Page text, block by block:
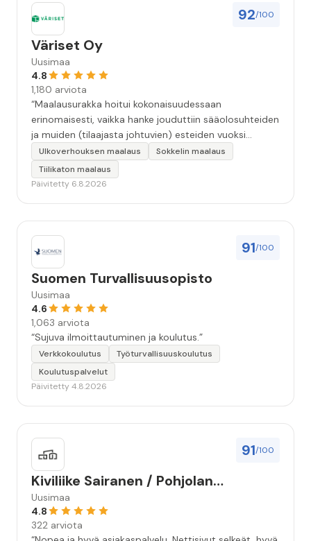
92/100
Väriset Oy
Uusimaa
4.8
1,180 arviota
“Maalausurakka hoitui kokonaisuudessaan
erinomaisesti, vaikka hanke jouduttiin sääolosuhteiden
ja muiden (tilaajasta johtuvien) esteiden vuoksi
keskeyttämään n. 3 viikoksi. Maalaistulos on oikein
hyvä, yhteydenpito erinomaista, jälkityöt tehtiin
huolellisesti. Suosittelen. Erityiskiitos itse maalareille:
Ulkoverhouksen maalaus
Sokkelin maalaus
Tiilikaton maalaus
Päivitetty 6.8.2026
91/100
Suomen Turvallisuusopisto
Uusimaa
4.6
1,063 arviota
“Sujuva ilmoittautuminen ja koulutus.”
Verkkokoulutus
Työturvallisuuskoulutus
Koulutuspalvelut
Päivitetty 4.8.2026
91/100
Kiviliike Sairanen / Pohjolan
Muistokivi
Uusimaa
4.8
322 arviota